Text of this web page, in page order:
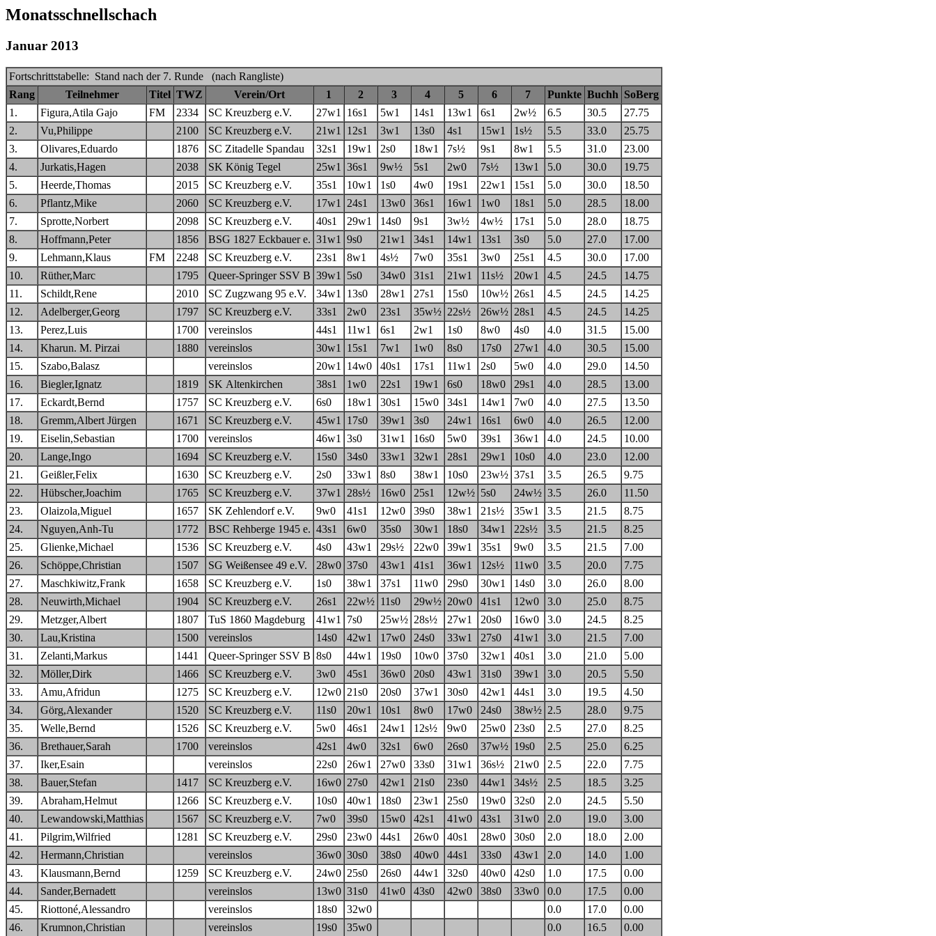
Monatsschnellschach
Januar 2013
Fortschrittstabelle: Stand nach der 7. Runde (nach Rangliste)
Rang
Teilnehmer Titel TWZ Verein/Ort 1 2 3 4 5 6 7 Punkte Buchh SoBerg
1.
Figura,Atila Gajo FM 2334 SC Kreuzberg e.V. 27w1 16s1 5w1 14s1 13w1 6s1 2w½ 6.5 30.5
27.75
2.
Vu,Philippe 2100 SC Kreuzberg e.V. 21w1 12s1 3w1 13s0 4s1 15w1 1s½ 5.5 33.0
25.75
3.
Olivares,Eduardo 1876 SC Zitadelle Spandau 32s1 19w1 2s0 18w1 7s½ 9s1 8w1 5.5 31.0
23.00
4.
Jurkatis,Hagen 2038 SK König Tegel 25w1 36s1 9w½ 5s1 2w0 7s½ 13w1 5.0 30.0
19.75
5.
Heerde,Thomas 2015 SC Kreuzberg e.V. 35s1 10w1 1s0 4w0 19s1 22w1 15s1 5.0 30.0
18.50
6.
Pflantz,Mike 2060 SC Kreuzberg e.V. 17w1 24s1 13w0 36s1 16w1 1w0 18s1 5.0 28.5
18.00
7.
Sprotte,Norbert 2098 SC Kreuzberg e.V. 40s1 29w1 14s0 9s1 3w½ 4w½ 17s1 5.0 28.0
18.75
8.
Hoffmann,Peter 1856 BSG 1827 Eckbauer e. 31w1 9s0 21w1 34s1 14w1 13s1 3s0 5.0 27.0
17.00
9.
Lehmann,Klaus FM 2248 SC Kreuzberg e.V. 23s1 8w1 4s½ 7w0 35s1 3w0 25s1 4.5 30.0
17.00
10.
Rüther,Marc 1795 Queer-Springer SSV B 39w1 5s0 34w0 31s1 21w1 11s½ 20w1 4.5 24.5
14.75
11.
Schildt,Rene 2010 SC Zugzwang 95 e.V. 34w1 13s0 28w1 27s1 15s0 10w½ 26s1 4.5 24.5
14.25
12.
Adelberger,Georg 1797 SC Kreuzberg e.V. 33s1 2w0 23s1 35w½ 22s½ 26w½ 28s1 4.5 24.5
14.25
13.
Perez,Luis 1700 vereinslos 44s1 11w1 6s1 2w1 1s0 8w0 4s0 4.0 31.5
15.00
14.
Kharun. M. Pirzai 1880 vereinslos 30w1 15s1 7w1 1w0 8s0 17s0 27w1 4.0 30.5
15.00
15.
Szabo,Balasz vereinslos 20w1 14w0 40s1 17s1 11w1 2s0 5w0 4.0 29.0
14.50
16.
Biegler,Ignatz 1819 SK Altenkirchen 38s1 1w0 22s1 19w1 6s0 18w0 29s1 4.0 28.5
13.00
17.
Eckardt,Bernd 1757 SC Kreuzberg e.V. 6s0 18w1 30s1 15w0 34s1 14w1 7w0 4.0 27.5
13.50
18.
Gremm,Albert Jürgen 1671 SC Kreuzberg e.V. 45w1 17s0 39w1 3s0 24w1 16s1 6w0 4.0 26.5
12.00
19.
Eiselin,Sebastian 1700 vereinslos 46w1 3s0 31w1 16s0 5w0 39s1 36w1 4.0 24.5
10.00
20.
Lange,Ingo 1694 SC Kreuzberg e.V. 15s0 34s0 33w1 32w1 28s1 29w1 10s0 4.0 23.0
12.00
21.
Geißler,Felix 1630 SC Kreuzberg e.V. 2s0 33w1 8s0 38w1 10s0 23w½ 37s1 3.5 26.5
9.75
22.
Hübscher,Joachim 1765 SC Kreuzberg e.V. 37w1 28s½ 16w0 25s1 12w½ 5s0 24w½ 3.5 26.0
11.50
23.
Olaizola,Miguel 1657 SK Zehlendorf e.V. 9w0 41s1 12w0 39s0 38w1 21s½ 35w1 3.5 21.5
8.75
24.
Nguyen,Anh-Tu 1772 BSC Rehberge 1945 e. 43s1 6w0 35s0 30w1 18s0 34w1 22s½ 3.5 21.5
8.25
25.
Glienke,Michael 1536 SC Kreuzberg e.V. 4s0 43w1 29s½ 22w0 39w1 35s1 9w0 3.5 21.5
7.00
26.
Schöppe,Christian 1507 SG Weißensee 49 e.V. 28w0 37s0 43w1 41s1 36w1 12s½ 11w0 3.5 20.0
7.75
27.
Maschkiwitz,Frank 1658 SC Kreuzberg e.V. 1s0 38w1 37s1 11w0 29s0 30w1 14s0 3.0 26.0
8.00
28.
Neuwirth,Michael 1904 SC Kreuzberg e.V. 26s1 22w½ 11s0 29w½ 20w0 41s1 12w0 3.0 25.0
8.75
29.
Metzger,Albert 1807 TuS 1860 Magdeburg 41w1 7s0 25w½ 28s½ 27w1 20s0 16w0 3.0 24.5
8.25
30.
Lau,Kristina 1500 vereinslos 14s0 42w1 17w0 24s0 33w1 27s0 41w1 3.0 21.5
7.00
31.
Zelanti,Markus 1441 Queer-Springer SSV B 8s0 44w1 19s0 10w0 37s0 32w1 40s1 3.0 21.0
5.00
32.
Möller,Dirk 1466 SC Kreuzberg e.V. 3w0 45s1 36w0 20s0 43w1 31s0 39w1 3.0 20.5
5.50
33.
Amu,Afridun 1275 SC Kreuzberg e.V. 12w0 21s0 20s0 37w1 30s0 42w1 44s1 3.0 19.5
4.50
34.
Görg,Alexander 1520 SC Kreuzberg e.V. 11s0 20w1 10s1 8w0 17w0 24s0 38w½ 2.5 28.0
9.75
35.
Welle,Bernd 1526 SC Kreuzberg e.V. 5w0 46s1 24w1 12s½ 9w0 25w0 23s0 2.5 27.0
8.25
36.
Brethauer,Sarah 1700 vereinslos 42s1 4w0 32s1 6w0 26s0 37w½ 19s0 2.5 25.0
6.25
37.
Iker,Esain vereinslos 22s0 26w1 27w0 33s0 31w1 36s½ 21w0 2.5 22.0
7.75
38.
Bauer,Stefan 1417 SC Kreuzberg e.V. 16w0 27s0 42w1 21s0 23s0 44w1 34s½ 2.5 18.5
3.25
39.
Abraham,Helmut 1266 SC Kreuzberg e.V. 10s0 40w1 18s0 23w1 25s0 19w0 32s0 2.0 24.5
5.50
40.
Lewandowski,Matthias 1567 SC Kreuzberg e.V. 7w0 39s0 15w0 42s1 41w0 43s1 31w0 2.0 19.0
3.00
41.
Pilgrim,Wilfried 1281 SC Kreuzberg e.V. 29s0 23w0 44s1 26w0 40s1 28w0 30s0 2.0 18.0
2.00
42.
Hermann,Christian vereinslos 36w0 30s0 38s0 40w0 44s1 33s0 43w1 2.0 14.0
1.00
43.
Klausmann,Bernd 1259 SC Kreuzberg e.V. 24w0 25s0 26s0 44w1 32s0 40w0 42s0 1.0 17.5
0.00
44.
Sander,Bernadett vereinslos 13w0 31s0 41w0 43s0 42w0 38s0 33w0 0.0 17.5
0.00
45.
Riottoné,Alessandro vereinslos 18s0 32w0 0.0 17.0
0.00
46.
Krumnon,Christian vereinslos 19s0 35w0 0.0 16.5 0.00